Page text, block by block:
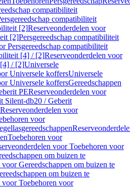
compatibiliteit
compatibiliteit
[2]Reserveonderdelen voor
[2]Persgereedschap compatibiliteit
Persgereedschap compatibiliteit
[4] / [2]Reserveonderdelen voor
[4] / [2]Universele
Universele koffersUniversele
Universele koffersGereedschappen
PEReserveonderdelen voor
Silent-db20 / Geberit
Reserveonderdelen voor
voor
Toebehoren voor
voor Toebehoren voor
om buizen te
Gereedschappen om buizen te
om buizen te
voor Toebehoren voor